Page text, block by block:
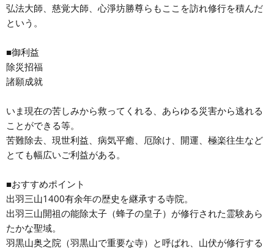
弘法大師、慈覚大師、心淨坊勝尊らもここを訪れ修行を積んだ
という。
■御利益
除災招福
諸願成就
いま現在の苦しみから救ってくれる、あらゆる災害から逃れる
ことができる等。
苦難除去、現世利益、病気平癒、厄除け、開運、極楽往生など
とても幅広いご利益がある。
■おすすめポイント
出羽三山1400有余年の歴史を継承する寺院。
出羽三山開祖の能除太子（蜂子の皇子）が修行された霊験あら
たかな聖域。
羽黒山奥之院（羽黒山で重要な寺）と呼ばれ、山伏が修行する